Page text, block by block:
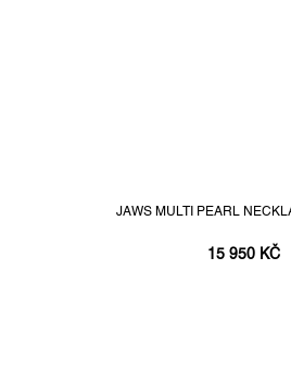
JAWS MULTI PEARL
15 950 KČ